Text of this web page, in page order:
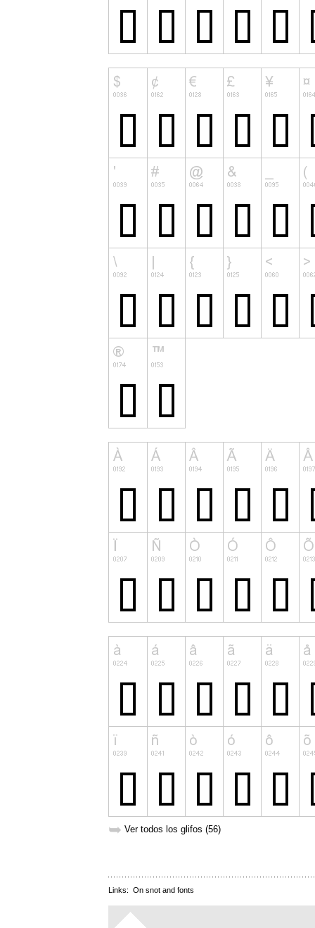
➥ Ver todos los glifos (56)
Links: On snot and fonts